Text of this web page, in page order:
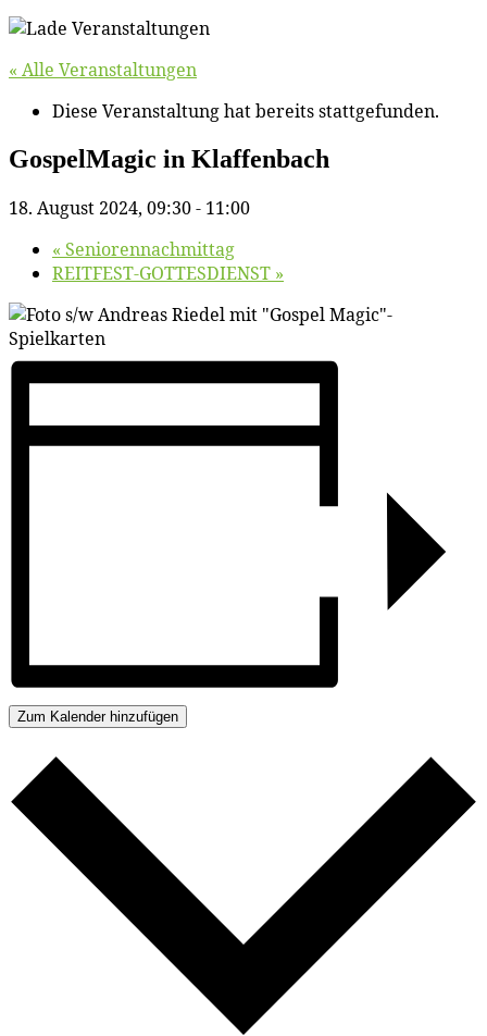
« Alle Veranstaltungen
Diese Veranstaltung hat bereits stattgefunden.
Gos­pel­Ma­gic in Klaffenbach
18. August 2024, 09:30- 11:00
« Se­nio­ren­nach­mit­tag
REITFEST-GOTTESDIENST »
Zum Kalender hinzufügen